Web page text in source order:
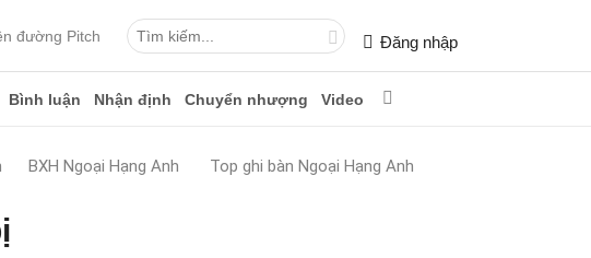
đường Pitch Đăng nhập
Bình luận Nhận định Chuyển nhượng Video
BXH Ngoại Hạng Anh Top ghi bàn Ngoại Hạng Anh